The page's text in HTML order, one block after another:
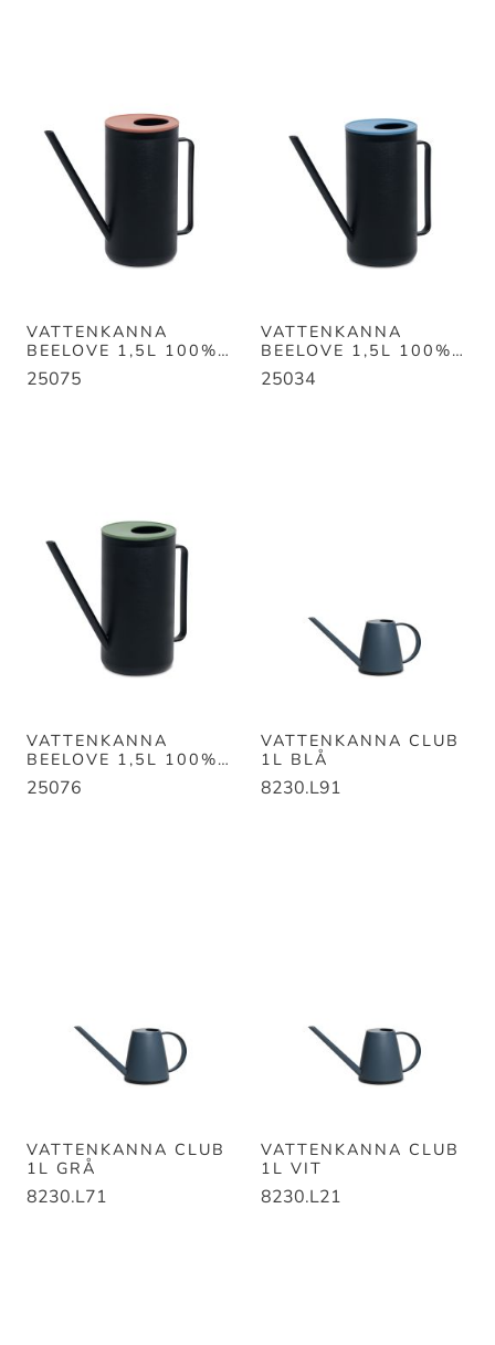
VATTENKANNA
BEELOVE 1,5L 100%
RECYCLED
SVART/ORANG
25075
VATTENKANNA
BEELOVE 1,5L 100%
RECYCLED.SVART/BL
Å
25034
VATTENKANNA
BEELOVE 1,5L 100%
RECYCLED.SVART/GR
ÖN
25076
VATTENKANNA CLUB
1L BLÅ
8230.L91
VATTENKANNA CLUB
1L GRÅ
8230.L71
VATTENKANNA CLUB
1L VIT
8230.L21